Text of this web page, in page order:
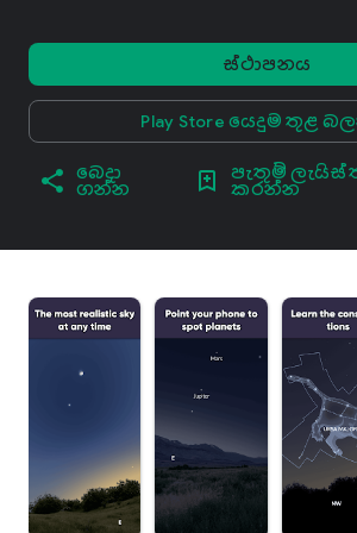
ස්ථාපනය
Play Store යෙදුම තුළ
බෙදා
ගන්න
පැතුම්
කරන්න